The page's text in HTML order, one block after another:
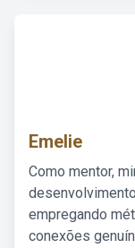
Emelie
Como mentor,
empregando
conexões